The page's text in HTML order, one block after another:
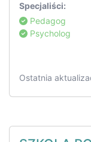
Specjaliści:
Pedagog
Psycholog
Ostatnia